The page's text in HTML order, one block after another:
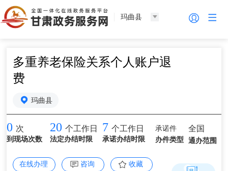
玛曲县
多重养老保险关系个人账户退
费
玛曲县
0 次
到现场次数
20 个工作日
法定办结时限
7 个工作日
承诺办结时限
承诺件
办件类型
全国
通办范围
在线办理 咨询 收藏